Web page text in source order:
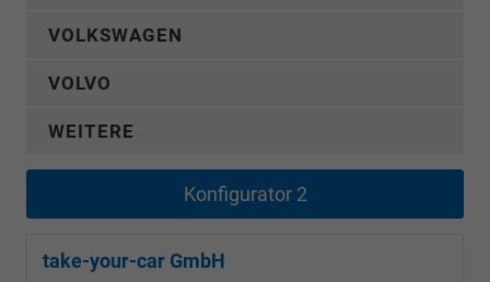
VOLKSWAGEN
VOLVO
WEITERE
Konfigurator 2
take-your-car GmbH